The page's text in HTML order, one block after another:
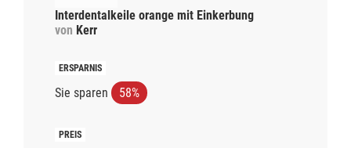
Interdentalkeile orange mit Einkerbung
von Kerr
Sie sparen 58%